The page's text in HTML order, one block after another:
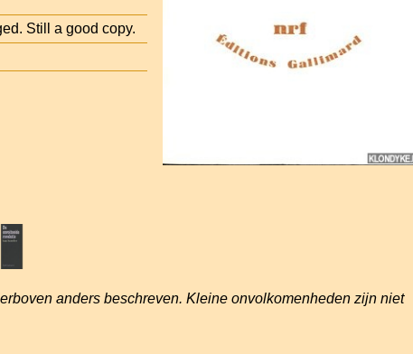
Still a good copy.
anders beschreven. Kleine onvolkomenheden zijn niet